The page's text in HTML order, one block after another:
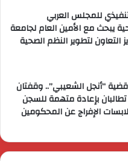
للمجلس العربي
يبحث مع الأمين العام لجامعة
التعاون لتطوير النظم الصحية
“أنجل الشعيبي”.. وقفتان
تطالبان بإعادة متهمة للسجن
الإفراج عن المحكومين